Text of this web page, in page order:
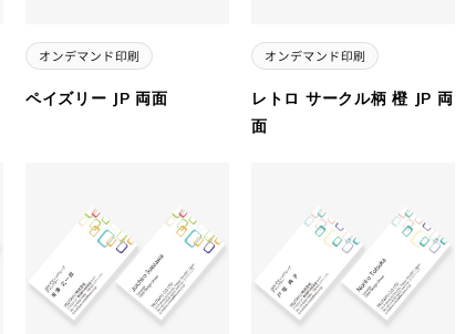
ペイズリー JP 両面
レトロ サークル柄 橙 JP 両
面